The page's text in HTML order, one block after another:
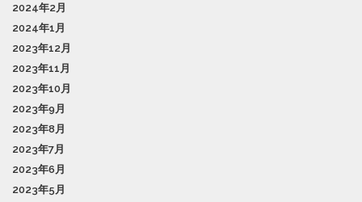
2024年2月
2024年1月
2023年12月
2023年11月
2023年10月
2023年9月
2023年8月
2023年7月
2023年6月
2023年5月